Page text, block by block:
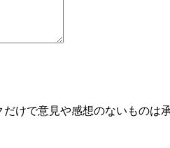
けで意見や感想のないものは